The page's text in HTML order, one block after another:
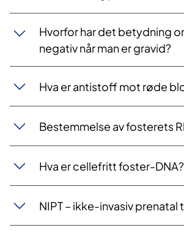
Hvorfor har det betydning
negativ når man er gravid?
Hva er antistoff mot røde
Bestemmelse av fosterets
Hva er cellefritt foster-DNA?
NIPT – ikke-invasiv prenatal